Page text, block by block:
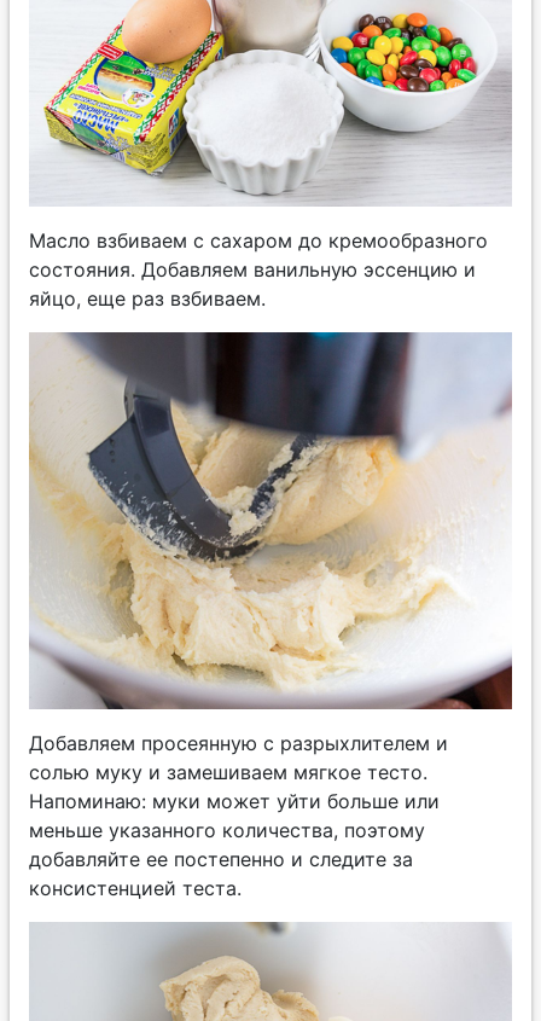
Масло взбиваем с сахаром до кремообразного
состояния. Добавляем ванильную эссенцию и
яйцо, еще раз взбиваем.
Добавляем просеянную с разрыхлителем и
солью муку и замешиваем мягкое тесто.
Напоминаю: муки может уйти больше или
меньше указанного количества, поэтому
добавляйте ее постепенно и следите за
консистенцией теста.